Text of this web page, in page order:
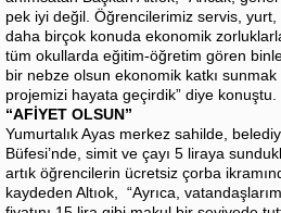
pek iyi değil. Öğrencilerimiz servis,
daha birçok konuda ekonomik
tüm okullarda eğitim-öğretim gören
bir nebze olsun ekonomik katkı
projemizi hayata geçirdik” diye konuştu.
“AFİYET OLSUN”
Yumurtalık Ayas merkez sahilde,
Büfesi’nde, simit ve çayı 5 liraya
artık öğrencilerin ücretsiz çorba
kaydeden Altıok, “Ayrıca,